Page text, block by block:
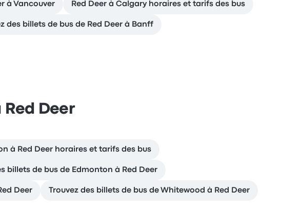
à Vancouver Red Deer à Calgary horaires et tarifs des bus
des billets de bus de Red Deer à Banff
Red Deer
à Red Deer horaires et tarifs des bus
billets de bus de Edmonton à Red Deer
Deer Trouvez des billets de bus de Whitewood à Red Deer